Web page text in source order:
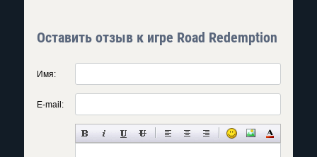
Оставить отзыв к игре Road Redemption
Имя:
E-mail: